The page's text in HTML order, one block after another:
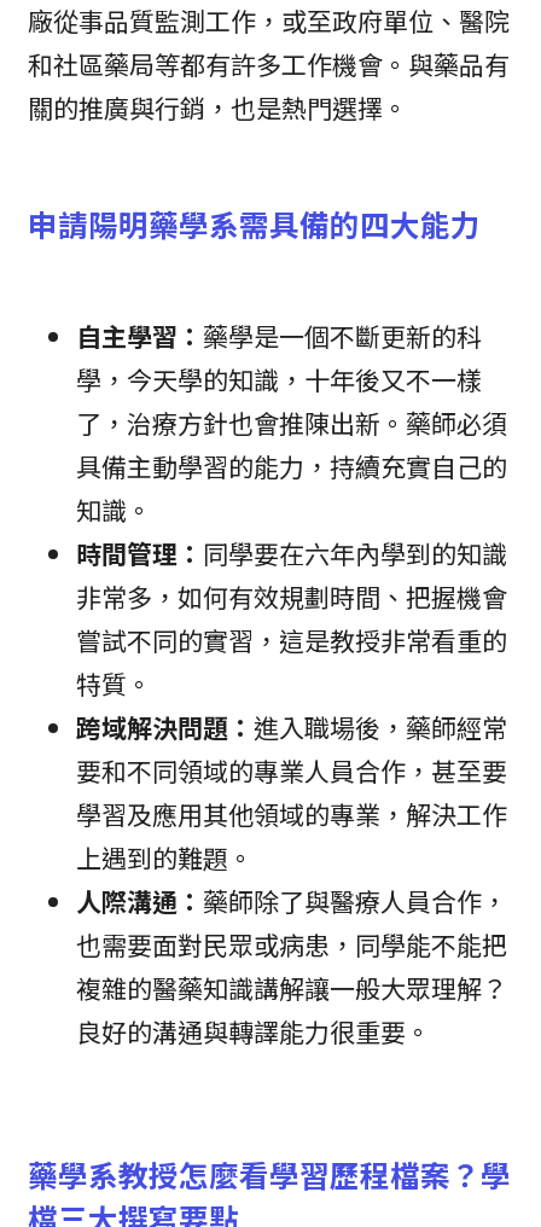
廠從事品質監測工作，或至政府單位、醫院
和社區藥局等都有許多工作機會。與藥品有
關的推廣與行銷，也是熱門選擇。
申請陽明藥學系需具備的四大能力
自主學習： 藥學是一個不斷更新的科
學，今天學的知識，十年後又不一樣
了，治療方針也會推陳出新。藥師必須
具備主動學習的能力，持續充實自己的
知識。
時間管理： 同學要在六年內學到的知識
非常多，如何有效規劃時間、把握機會
嘗試不同的實習，這是教授非常看重的
特質。
跨域解決問題： 進入職場後，藥師經常
要和不同領域的專業人員合作，甚至要
學習及應用其他領域的專業，解決工作
上遇到的難題。
人際溝通： 藥師除了與醫療人員合作，
也需要面對民眾或病患，同學能不能把
複雜的醫藥知識講解讓一般大眾理解？
良好的溝通與轉譯能力很重要。
藥學系教授怎麼看學習歷程檔案？學
檔三大撰寫要點